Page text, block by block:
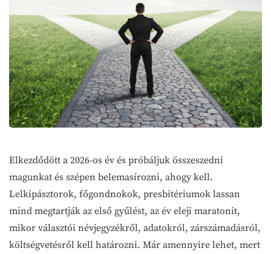
Elkezdődött a 2026-os év és próbáljuk összeszedni
magunkat és szépen belemasírozni, ahogy kell.
Lelkipásztorok, főgondnokok, presbitériumok lassan
mind megtartják az első gyűlést, az év eleji maratonit,
mikor választói névjegyzékről, adatokról, zárszámadásról,
költségvetésről kell határozni. Már amennyire lehet, mert